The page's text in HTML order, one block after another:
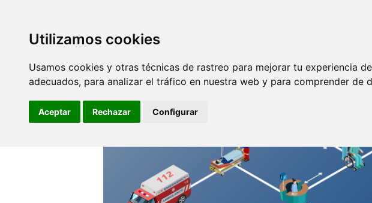
Utilizamos cookies
Usamos cookies y otras técnicas de rastreo para mejorar tu experiencia
adecuados, para analizar el tráfico en nuestra web y para comprender de
Aceptar Rechazar Configurar
colectivo